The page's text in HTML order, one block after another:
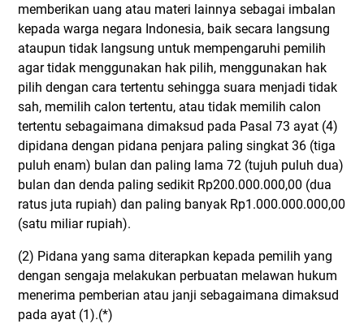
memberikan uang atau materi lainnya sebagai imbalan
kepada warga negara Indonesia, baik secara langsung
ataupun tidak langsung untuk mempengaruhi pemilih
agar tidak menggunakan hak pilih, menggunakan hak
pilih dengan cara tertentu sehingga suara menjadi tidak
sah, memilih calon tertentu, atau tidak memilih calon
tertentu sebagaimana dimaksud pada Pasal 73 ayat (4)
dipidana dengan pidana penjara paling singkat 36 (tiga
puluh enam) bulan dan paling lama 72 (tujuh puluh dua)
bulan dan denda paling sedikit Rp200.000.000,00 (dua
ratus juta rupiah) dan paling banyak Rp1.000.000.000,00
(satu miliar rupiah).
(2) Pidana yang sama diterapkan kepada pemilih yang
dengan sengaja melakukan perbuatan melawan hukum
menerima pemberian atau janji sebagaimana dimaksud
pada ayat (1).(*)